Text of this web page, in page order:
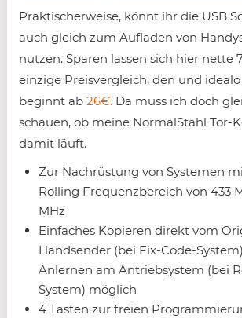
Praktischerweise, könnt ihr die USB
auch gleich zum Aufladen von
nutzen. Sparen lassen sich hier nette
einzige Preisvergleich, den und
beginnt ab 26€. Da muss ich doch
schauen, ob meine NormalStahl Tor-
damit läuft.
Zur Nachrüstung von Systemen
Rolling Frequenzbereich von 433
MHz
Einfaches Kopieren direkt vom
Handsender (bei Fix-Code-
Anlernen am Antriebsystem (bei
System) möglich
4 Tasten zur freien